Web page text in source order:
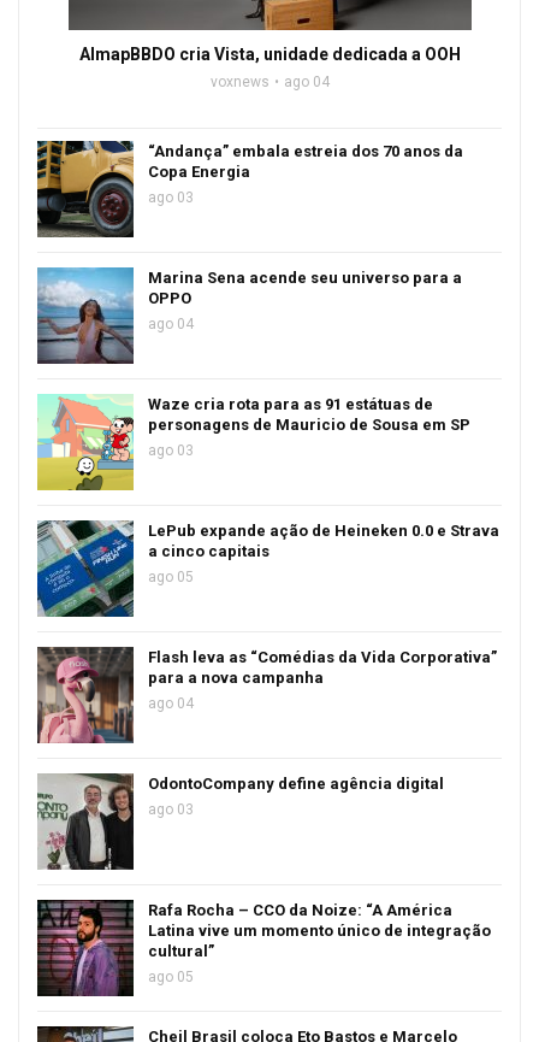
AlmapBBDO cria Vista, unidade dedicada a OOH
voxnews ago 04
“Andança” embala estreia dos 70 anos da
Copa Energia
ago 03
Marina Sena acende seu universo para a
OPPO
ago 04
Waze cria rota para as 91 estátuas de
personagens de Mauricio de Sousa em SP
ago 03
LePub expande ação de Heineken 0.0 e Strava
a cinco capitais
ago 05
Flash leva as “Comédias da Vida Corporativa”
para a nova campanha
ago 04
OdontoCompany define agência digital
ago 03
Rafa Rocha – CCO da Noize: “A América
Latina vive um momento único de integração
cultural”
ago 05
Cheil Brasil coloca Eto Bastos e Marcelo